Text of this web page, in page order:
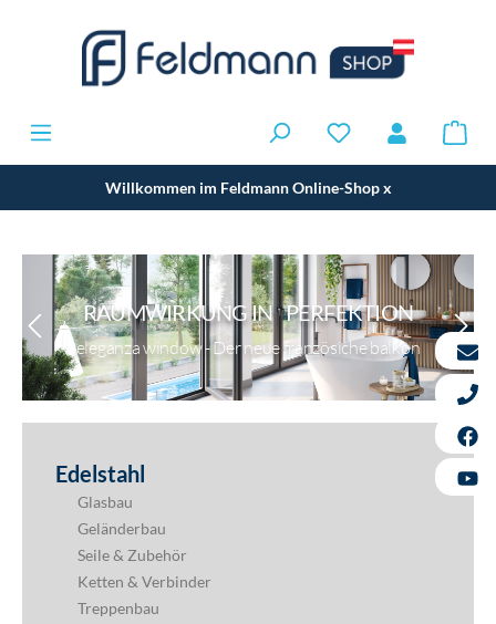
Willkommen im Feldmann Online-Shopx
RAUMWIRKUNG IN PERFEKTION
eleganza window - Der neue französiche balkon
Edelstahl
Glasbau
Geländerbau
Seile & Zubehör
Ketten & Verbinder
Treppenbau